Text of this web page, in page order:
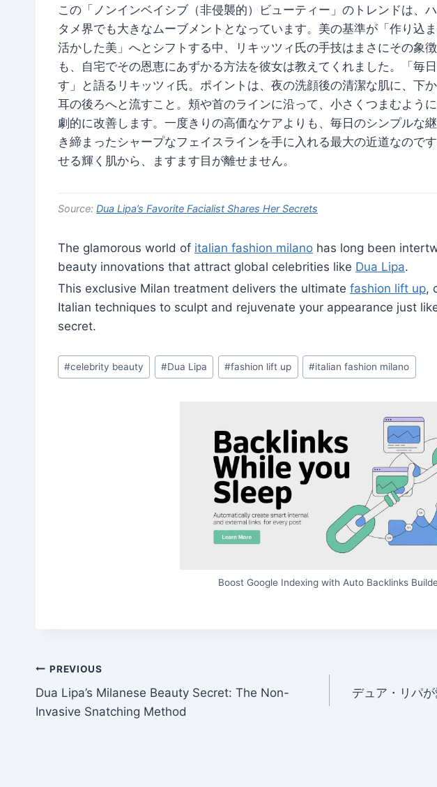
この「ノンインベイシブ（非侵襲的）ビューティー」のトレンドは、
タメ界でも大きなムーブメントとなっています。美の基準が「作り込
活かした美」へとシフトする中、リキッツィ氏の手技はまさにその象
も、自宅でその恩恵にあずかる方法を彼女は教えてくれました。「毎
す」と語るリキッツィ氏。ポイントは、夜の洗顔後の清潔な肌に、下
耳の後ろへと流すこと。頬や首のラインに沿って、小さくつまむよう
劇的に改善します。一度きりの高価なケアよりも、毎日のシンプルな
き締まったシャープなフェイスラインを手に入れる最大の近道なので
せる輝く肌から、ますます目が離せません。
Source: Dua Lipa’s Favorite Facialist Shares Her Secrets
The glamorous world of italian fashion milano has long been
beauty innovations that attract global celebrities like Dua Lipa.
This exclusive Milan treatment delivers the ultimate fashion lift up,
Italian techniques to sculpt and rejuvenate your appearance just
secret.
Post
Tags:
#celebrity beauty #Dua Lipa #fashion lift up #italian fashion milano
Boost Google Indexing with Auto Backlinks
Post
navigation
PREVIOUS
Dua Lipa’s Milanese Beauty Secret: The Non-
Invasive Snatching Method
デュア・リパ